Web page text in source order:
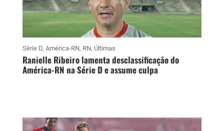
Série D, América-RN, RN, Últimas
Ranielle Ribeiro lamenta desclassificação do
América-RN na Série D e assume culpa